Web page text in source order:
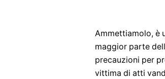
Ammettiamolo, è
maggior parte
precauzioni per
vittima di atti